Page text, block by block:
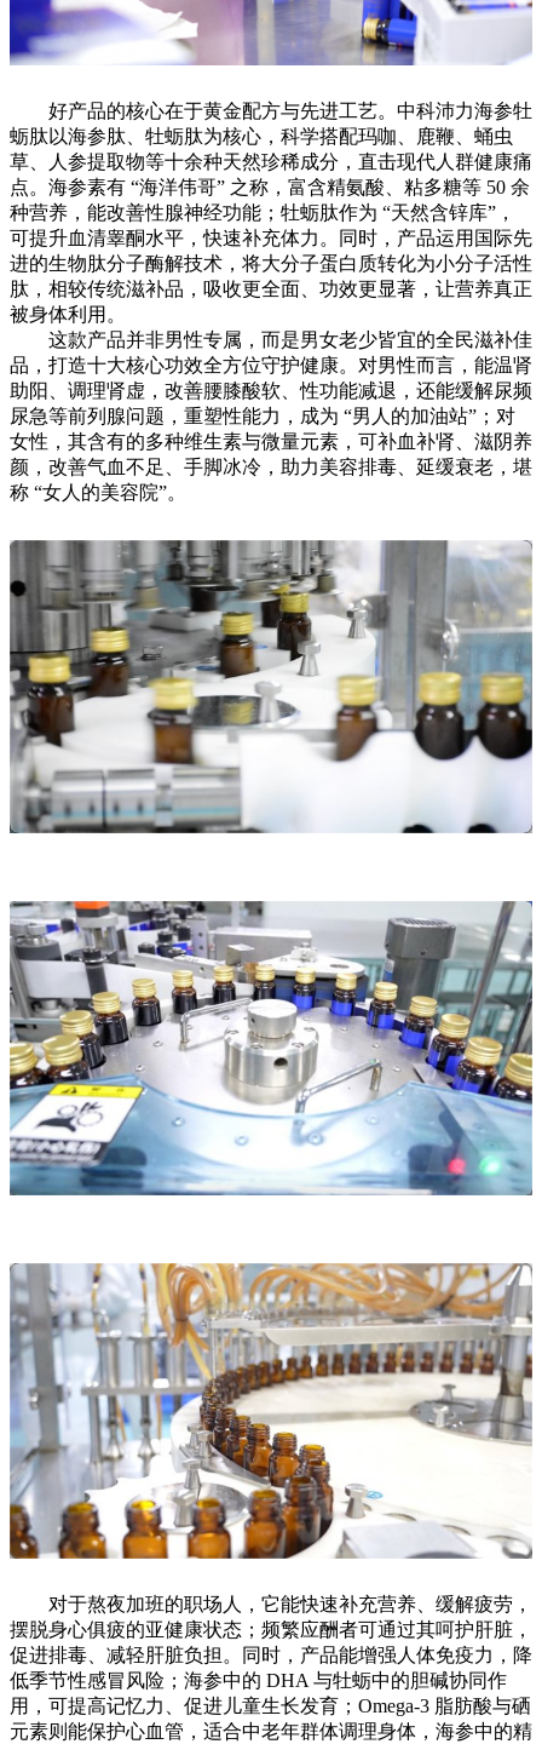
好产品的核心在于黄金配方与先进工艺。中科沛力海参牡
蛎肽以海参肽、牡蛎肽为核心，科学搭配玛咖、鹿鞭、蛹虫
草、人参提取物等十余种天然珍稀成分，直击现代人群健康痛
点。海参素有 “海洋伟哥” 之称，富含精氨酸、粘多糖等 50 余
种营养，能改善性腺神经功能；牡蛎肽作为 “天然含锌库”，
可提升血清睾酮水平，快速补充体力。同时，产品运用国际先
进的生物肽分子酶解技术，将大分子蛋白质转化为小分子活性
肽，相较传统滋补品，吸收更全面、功效更显著，让营养真正
被身体利用。
这款产品并非男性专属，而是男女老少皆宜的全民滋补佳
品，打造十大核心功效全方位守护健康。对男性而言，能温肾
助阳、调理肾虚，改善腰膝酸软、性功能减退，还能缓解尿频
尿急等前列腺问题，重塑性能力，成为 “男人的加油站”；对
女性，其含有的多种维生素与微量元素，可补血补肾、滋阴养
颜，改善气血不足、手脚冰冷，助力美容排毒、延缓衰老，堪
称 “女人的美容院”。
对于熬夜加班的职场人，它能快速补充营养、缓解疲劳，
摆脱身心俱疲的亚健康状态；频繁应酬者可通过其呵护肝脏，
促进排毒、减轻肝脏负担。同时，产品能增强人体免疫力，降
低季节性感冒风险；海参中的 DHA 与牡蛎中的胆碱协同作
用，可提高记忆力、促进儿童生长发育；Omega-3 脂肪酸与硒
元素则能保护心血管，适合中老年群体调理身体，海参中的精